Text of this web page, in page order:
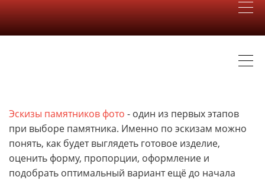
Эскизы памятников фото - один из первых этапов
при выборе памятника. Именно по эскизам можно
понять, как будет выглядеть готовое изделие,
оценить форму, пропорции, оформление и
подобрать оптимальный вариант ещё до начала